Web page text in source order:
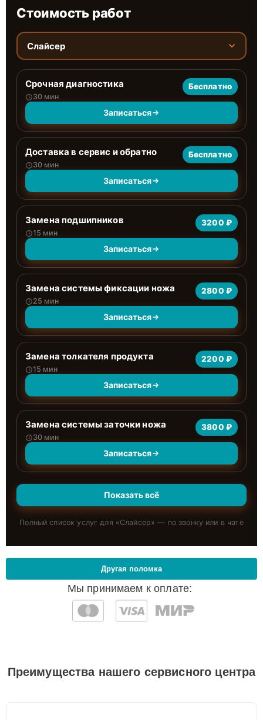
Стоимость работ
Слайсер
Срочная диагностика
30 мин
Бесплатно
Записаться
Доставка в сервис и обратно
30 мин
Бесплатно
Записаться
Замена подшипников
15 мин
3200 ₽
Записаться
Замена системы фиксации ножа
25 мин
2800 ₽
Записаться
Замена толкателя продукта
15 мин
2200 ₽
Записаться
Замена системы заточки ножа
30 мин
3800 ₽
Записаться
Показать всё
Полный список услуг для «Слайсер» — по звонку или в чате
Мы принимаем к оплате:
Другая поломка
Преимущества нашего сервисного центра